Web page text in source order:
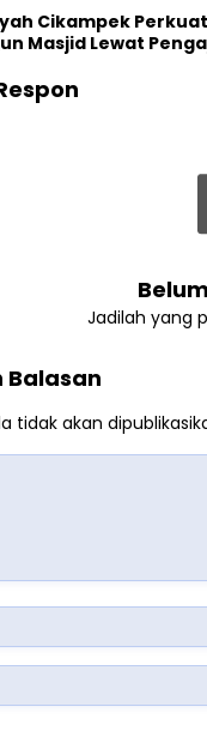
Cikampek Perkuat
Masjid Lewat
Jadilah yang
Balasan
tidak akan